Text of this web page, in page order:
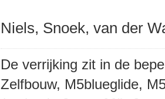
Niels, Snoek, van der
De verrijking zit in de
Zelfbouw, M5blueglide,